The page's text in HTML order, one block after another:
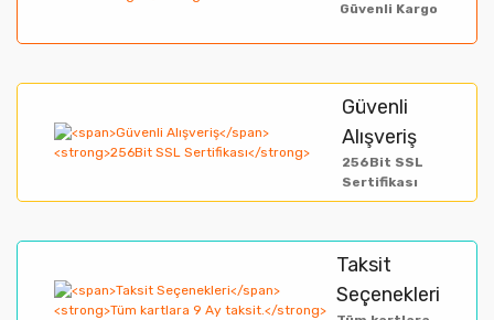
Bu ürüne benzer farklı alternatifler olmalı.
Gönder
Güvenli Kargo
Güvenli
Alışveriş
256Bit SSL
Sertifikası
Taksit
Seçenekleri